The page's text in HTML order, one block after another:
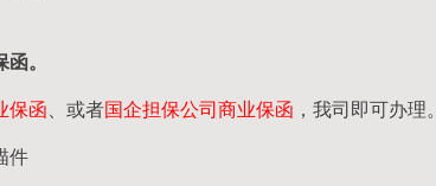
函。
保函 、或者国企担保公司商业保函 ，我司即可办理。
件